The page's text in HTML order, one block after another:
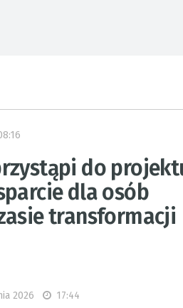
do
dla osób
transformacji
2026 17:44